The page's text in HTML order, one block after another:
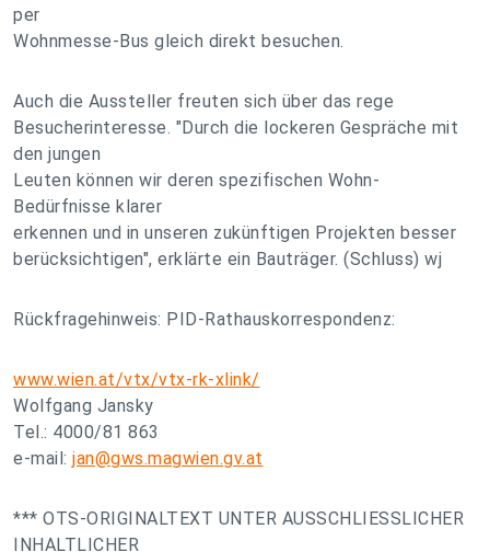
per
Wohnmesse-Bus gleich direkt besuchen.
Auch die Aussteller freuten sich über das rege
Besucherinteresse. "Durch die lockeren Gespräche mit
den jungen
Leuten können wir deren spezifischen Wohn-
Bedürfnisse klarer
erkennen und in unseren zukünftigen Projekten besser
berücksichtigen", erklärte ein Bauträger. (Schluss) wj
Rückfragehinweis: PID-Rathauskorrespondenz:
www.wien.at/vtx/vtx-rk-xlink/
Wolfgang Jansky
Tel.: 4000/81 863
e-mail: jan@gws.magwien.gv.at
*** OTS-ORIGINALTEXT UNTER AUSSCHLIESSLICHER
INHALTLICHER